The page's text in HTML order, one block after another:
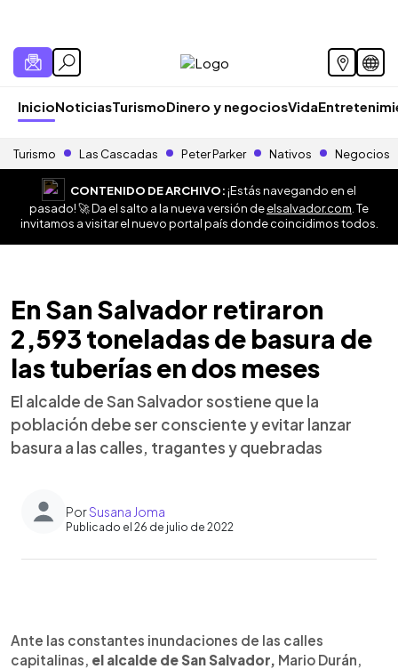
InicioNoticiasTurismoDinero y negociosVida
Turismo Las Cascadas Peter Parker Nativos Negocios
CONTENIDO DE ARCHIVO:¡Estás navegando en el
pasado! 🚀 Da el salto a la nueva versión deelsalvador.com . Te
invitamos a visitar el nuevo portal país donde coincidimos todos.
En San Salvador retiraron
2,593 toneladas de basura de
las tuberías en dos meses
El alcalde de San Salvador sostiene que la
población debe ser consciente y evitar lanzar
basura a las calles, tragantes y quebradas
PorSusana Joma
Publicado el 26 de julio de 2022
Escuchar artículo
Ante las constantes inundaciones de las calles
capitalinas, el alcalde de San Salvador, Mario Durán,